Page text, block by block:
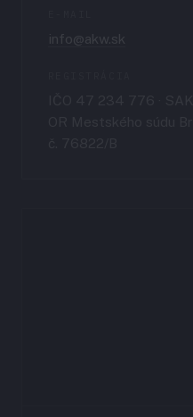
info@akw.sk